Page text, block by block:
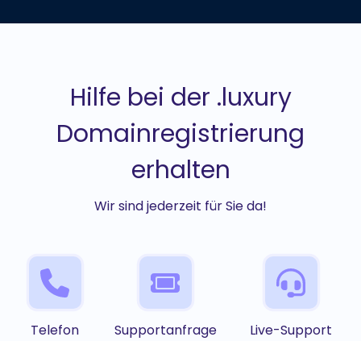
Hilfe bei der .luxury
Domainregistrierung
erhalten
Wir sind jederzeit für Sie da!
Telefon Supportanfrage Live-Support